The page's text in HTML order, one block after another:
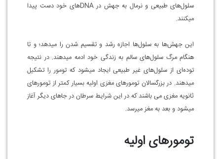
سلول‌های طبیعی و نرمال به جهش‌ در DNA‌های خود دست پیدا
میکنند.
این جهش‌ها به سلول‌ها اجازه رشد و تقسیم شدن را میدهد؛ و تا
هنگام مرگ سلول‌های سالم به زندگی خود ادمه میدهند. در نتیجه
توده‌ای از سلول‌های غیر طبیعی ایجاد میشود که تومور را تشکیل
میدهند. در بزرگسالان تومور‌های مغزی اولیه بسیار کمتر از تومور‌های
ثانویه مغزی می باشند که در این شرایط سرطان در جا‌های دیگر آغاز
میشود و بعد به مغز میرسد.
تومورهای اولیه